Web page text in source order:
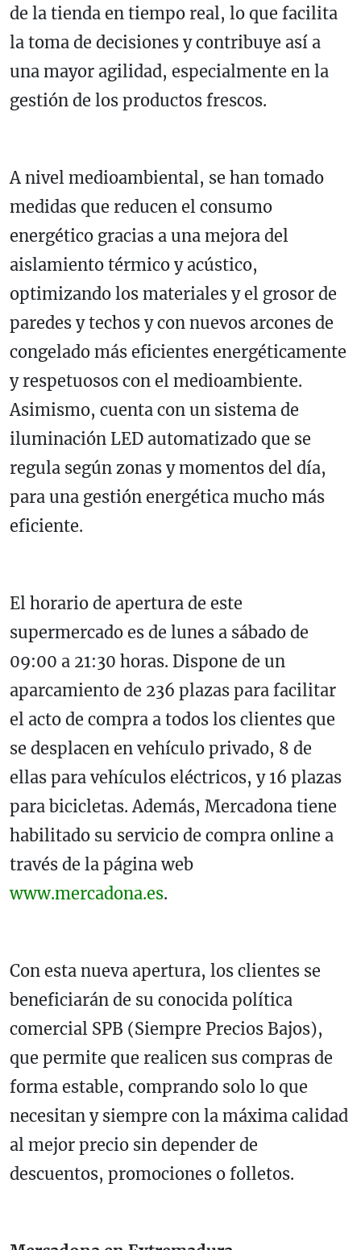
de la tienda en tiempo real, lo que facilita
la toma de decisiones y contribuye así a
una mayor agilidad, especialmente en la
gestión de los productos frescos.
A nivel medioambiental, se han tomado
medidas que reducen el consumo
energético gracias a una mejora del
aislamiento térmico y acústico,
optimizando los materiales y el grosor de
paredes y techos y con nuevos arcones de
congelado más eficientes energéticamente
y respetuosos con el medioambiente.
Asimismo, cuenta con un sistema de
iluminación LED automatizado que se
regula según zonas y momentos del día,
para una gestión energética mucho más
eficiente.
El horario de apertura de este
supermercado es de lunes a sábado de
09:00 a 21:30 horas. Dispone de un
aparcamiento de 236 plazas para facilitar
el acto de compra a todos los clientes que
se desplacen en vehículo privado, 8 de
ellas para vehículos eléctricos, y 16 plazas
para bicicletas. Además, Mercadona tiene
habilitado su servicio de compra online a
través de la página web
www.mercadona.es.
Con esta nueva apertura, los clientes se
beneficiarán de su conocida política
comercial SPB (Siempre Precios Bajos),
que permite que realicen sus compras de
forma estable, comprando solo lo que
necesitan y siempre con la máxima calidad
al mejor precio sin depender de
descuentos, promociones o folletos.